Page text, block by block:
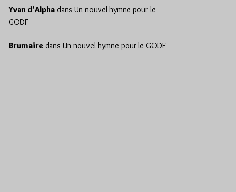
Yvan d'Alpha dans Un nouvel hymne pour le
GODF
Brumaire dans Un nouvel hymne pour le GODF